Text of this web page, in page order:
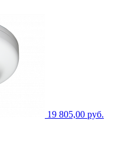
19 805,00 руб.